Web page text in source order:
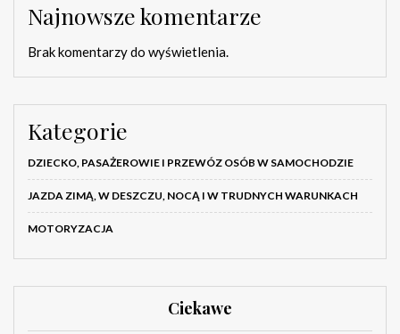
Najnowsze komentarze
Brak komentarzy do wyświetlenia.
Kategorie
DZIECKO, PASAŻEROWIE I PRZEWÓZ OSÓB W SAMOCHODZIE
JAZDA ZIMĄ, W DESZCZU, NOCĄ I W TRUDNYCH WARUNKACH
MOTORYZACJA
Ciekawe